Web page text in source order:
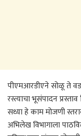
पीएमआरडीएने सोळू ते
रस्त्याचा भूसंपादन
सध्या हे काम मोजणी
अभिलेख विभागाला